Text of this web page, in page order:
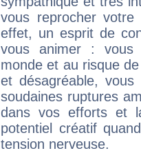
vous reprocher
effet, un esprit de
vous animer : vous
monde et au risque
et désagréable,
soudaines ruptures
dans vos efforts et
potentiel créatif
tension nerveuse.